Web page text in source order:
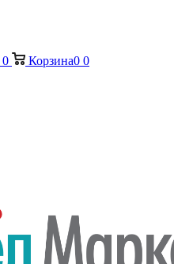
0 Корзина0 0